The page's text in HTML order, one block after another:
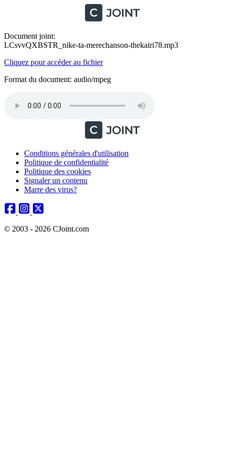
Document joint:
LCsvvQXBSTR_nike-ta-merechanson-thekairi78.mp3
Cliquez pour accéder au fichier
Format du document: audio/mpeg
Conditions générales d'utilisation
Politique de confidentialité
Politique des cookies
Signaler un contenu
Marre des virus?
© 2003 - 2026 CJoint.com